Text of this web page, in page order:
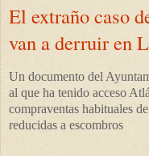
El extraño caso
van a derruir en
Un documento del
al que ha tenido acceso
compraventas habituales
reducidas a escombros